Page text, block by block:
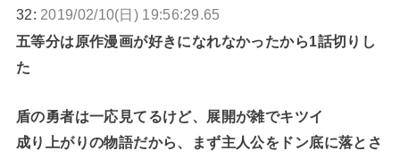
32: 2019/02/10(日) 19:56:29.65
五等分は原作漫画が好きになれなかったから1話切りし
た
盾の勇者は一応見てるけど、展開が雑でキツイ
成り上がりの物語だから、まず主人公をドン底に落とさ